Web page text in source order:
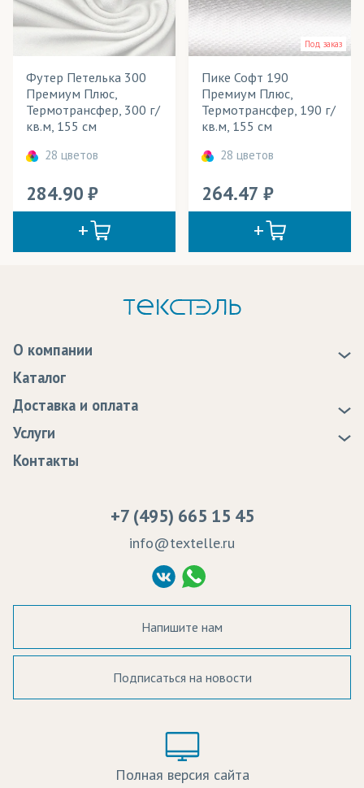
Футер Петелька 300
Премиум Плюс,
Термотрансфер, 300 г/
кв.м, 155 см
28 цветов
284.90
Под заказ
Пике Софт 190
Премиум Плюс,
Термотрансфер, 190 г/
кв.м, 155 см
28 цветов
264.47
О компании
Статьи
Программа лояльности
Сертификаты качества
Судебные решения
Политика Конфиденциальности
Согласие на обработку ПД
Каталог
Доставка и оплата
Доставка
Оплата
Услуги
Образцы
Контакты
+7 (495) 665 15 45
info@textelle.ru
Напишите нам
Подписаться на новости
Полная версия сайта